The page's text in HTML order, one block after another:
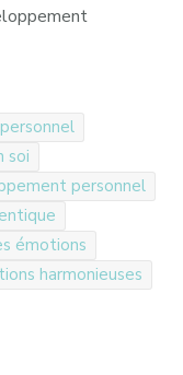
soi
personnel
émotions
harmonieuses